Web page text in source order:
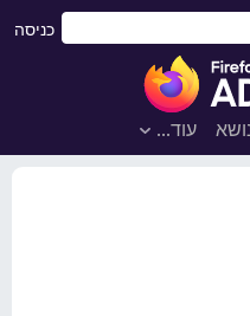
עוד…
כניסה